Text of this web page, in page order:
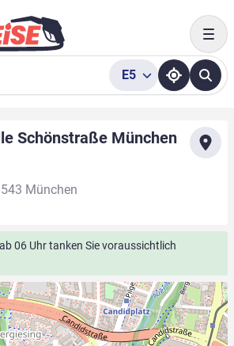
E5
Schönstraße München
München
06 Uhr tanken Sie voraussichtlich